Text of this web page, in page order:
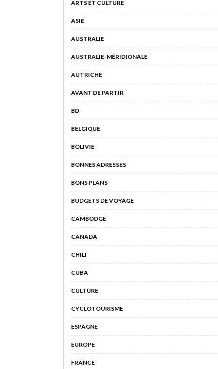
ARTS ET CULTURE
ASIE
AUSTRALIE
AUSTRALIE-MÉRIDIONALE
AUTRICHE
AVANT DE PARTIR
BD
BELGIQUE
BOLIVIE
BONNES ADRESSES
BONS PLANS
BUDGETS DE VOYAGE
CAMBODGE
CANADA
CHILI
CUBA
CULTURE
CYCLOTOURISME
ESPAGNE
EUROPE
FRANCE